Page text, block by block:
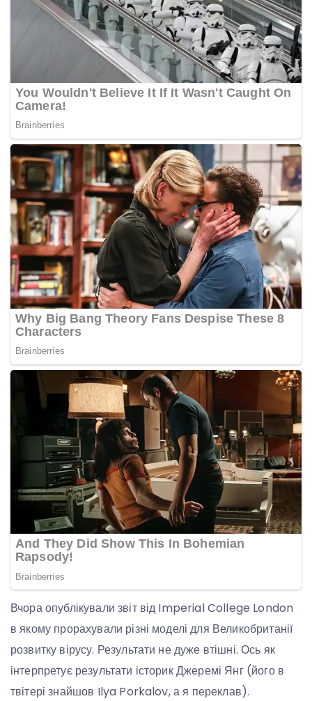
Вчора опублікували звіт від Imperial College London
в якому прорахували різні моделі для Великобританії
розвитку вірусу. Результати не дуже втішні. Ось як
інтерпретує результати історик Джеремі Янг (його в
твітері знайшов Ilya Porkalov, а я переклав).